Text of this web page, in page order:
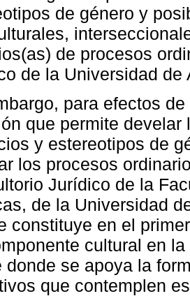
de género y
de procesos
de la Universidad
para efectos
que permite
y estereotipos de
los procesos
Jurídico de la
de la Universidad
constituye en el
cultural en
donde se apoya la
que contemplen